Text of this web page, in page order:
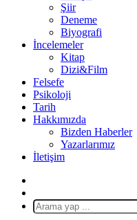
Şiir
Deneme
Biyografi
İncelemeler
Kitap
Dizi&Film
Felsefe
Psikoloji
Tarih
Hakkımızda
Bizden Haberler
Yazarlarımız
İletişim
Makale